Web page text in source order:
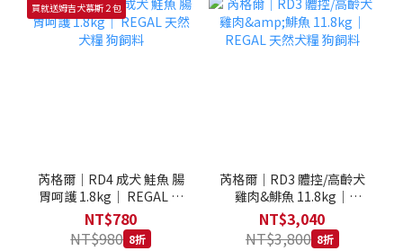
買就送姆吉犬慕斯２包
芮格爾｜RD4 成犬 鮭魚 腸
胃呵護 1.8kg｜ REGAL 天
然犬糧 狗飼料
NT$780
NT$980 8折
芮格爾｜RD3 體控/高齡犬
雞肉&鯡魚 11.8kg｜
REGAL 天然犬糧 狗飼料
NT$3,040
NT$3,800 8折